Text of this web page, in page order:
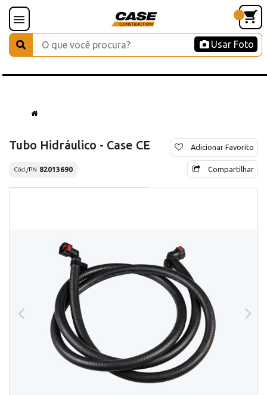
Usar Foto
Tubo Hidráulico - Case CE
Cód./PN 82013690
Adicionar Favorito
Compartilhar